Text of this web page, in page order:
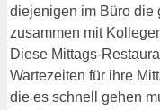
diejenigen im Büro die
zusammen mit
Diese Mittags-
Wartezeiten für ihre
die es schnell gehen